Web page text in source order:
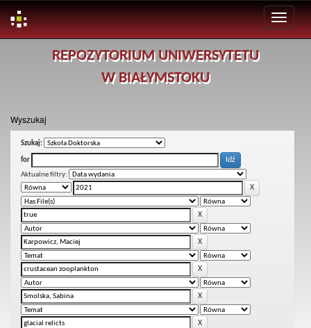
REPOZYTORIUM UNIWERSYTETU
W BIAŁYMSTOKU
Wyszukaj
Szukaj:
for
Aktualne filtry: